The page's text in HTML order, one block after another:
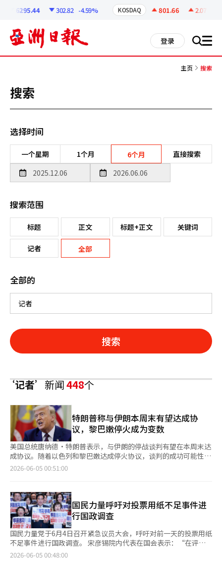
6295.44 302.82 -4.59% KOSDAQ 801.66 2.07
登录 搜 all
主页 搜索
搜索
选择时间
一个星期 1个月 6个月 直接搜索
搜索范围
标题 正文 标题+正文 关键词
记者 全部
全部的
搜索
‘记者’新闻448个
特朗普称与伊朗本周末有望达成协
议，黎巴嫩停火成为变数
美国总统唐纳德·特朗普表示，与伊朗的停战谈判有望在本周末达
成协议。随着以色列和黎巴嫩达成停火协议，谈判的成功可能性增
加，但伊朗在该地区对其他国家的空袭仍在继续，最终协议的达成
特，美伊之间的停火协议是否仍然有效”的问题，他回应称：“我
听说谈判进展非常顺利。” 他进一步表示：“虽然协议可能不会
达成，但如果达成，可能会在周末期间实现。”并补充道：“理论
上，他们已经非常接近签署文书。” 特朗普总统还提到关于伊朗
高浓缩铀处理的问题，表示“我们将在不久的将来获得它”，并
称“根据目前的情况，我们已经与他们（伊朗）达成了共同获取和
销毁的协议。”他还表示，一旦与伊朗签署停战谅解备忘录
（MOU），霍尔木兹海峡将立即开放。 美国国务卿马克·鲁比奥
2026-06-05 00:51:00
国民力量呼吁对投票用纸不足事件进
行国政调查
国民力量党于6月4日召开紧急议员大会，呼吁对前一天的投票用纸
不足事件进行国政调查。 宋彦锡院内代表在国会表示：“在评估
和整理6·3地方选举最终结果之前，发生了无法为选举画上句号的
2026-06-05 00:48:00